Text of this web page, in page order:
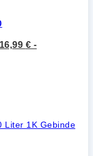
€ -